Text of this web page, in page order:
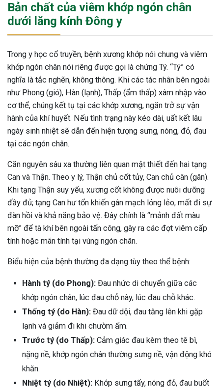
Sau Sinh Có Tự Khỏi
phổ biến, khiến đôi bàn tay,
của chị em trở nên khô...
Bản chất của viêm khớp ngón chân
dưới lăng kính Đông y
Trong y học cổ truyền, bệnh xương khớp nói chung và viêm
khớp ngón chân nói riêng được gọi là chứng Tý. “Tý” có
nghĩa là tắc nghẽn, không thông. Khi các tác nhân bên ngoài
như Phong (gió), Hàn (lạnh), Thấp (ẩm thấp) xâm nhập vào
cơ thể, chúng kết tụ tại các khớp xương, ngăn trở sự vận
hành của khí huyết. Nếu tình trạng này kéo dài, uất kết lâu
ngày sinh nhiệt sẽ dẫn đến hiện tượng sưng, nóng, đỏ, đau
tại các ngón chân.
Căn nguyên sâu xa thường liên quan mật thiết đến hai tạng
Can và Thận. Theo y lý, Thận chủ cốt tủy, Can chủ cân (gân).
Khi tạng Thận suy yếu, xương cốt không được nuôi dưỡng
đầy đủ; tạng Can hư tổn khiến gân mạch lỏng lẻo, mất đi sự
đàn hồi và khả năng bảo vệ. Đây chính là “mảnh đất màu
mỡ” để tà khí bên ngoài tấn công, gây ra các đợt viêm cấp
tính hoặc mãn tính tại vùng ngón chân.
Biểu hiện của bệnh thường đa dạng tùy theo thể bệnh:
Hành tý (do Phong): Đau nhức di chuyển giữa các
khớp ngón chân, lúc đau chỗ này, lúc đau chỗ khác.
Thống tý (do Hàn): Đau dữ dội, đau tăng lên khi gặp
lạnh và giảm đi khi chườm ấm.
Trước tý (do Thấp): Cảm giác đau kèm theo tê bì,
nặng nề, khớp ngón chân thường sưng nề, vận động khó
khăn.
Nhiệt tý (do Nhiệt): Khớp sưng tấy, nóng đỏ, đau buốt